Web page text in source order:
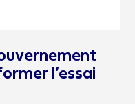
l’essai